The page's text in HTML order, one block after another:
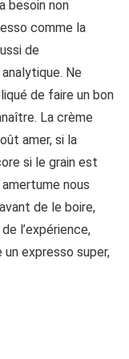
besoin non
comme la
de
Ne
de faire un bon
La crème
amer, si la
si le grain est
nous
de le boire,
l’expérience,
expresso super,